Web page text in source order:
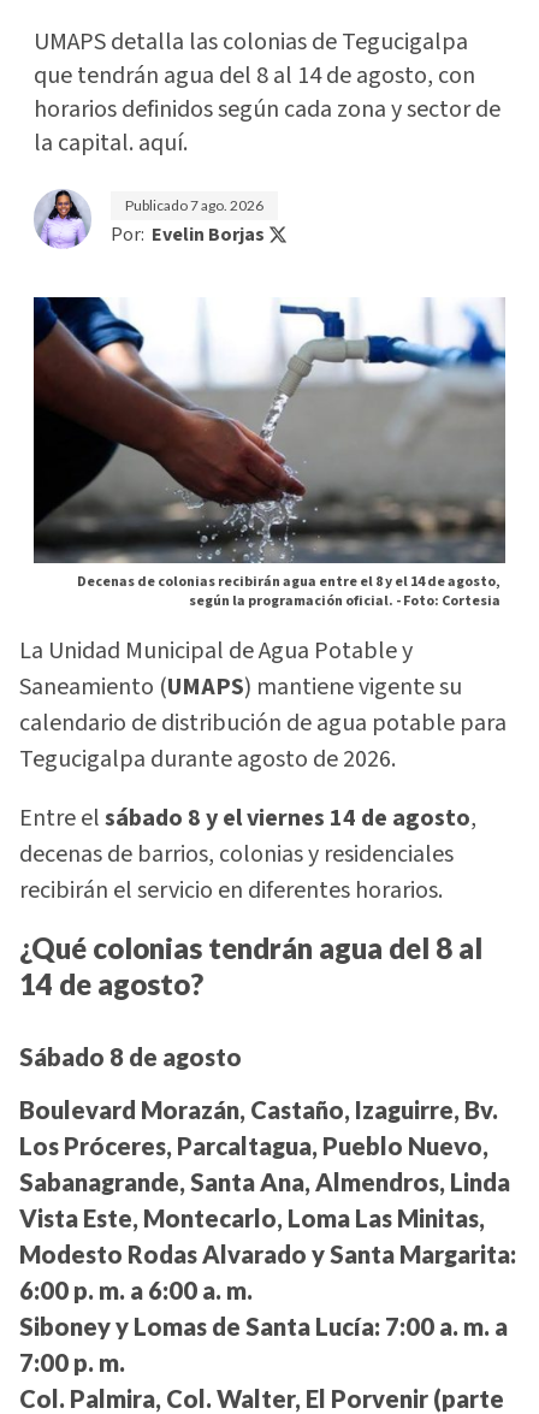
UMAPS detalla las colonias de Tegucigalpa
que tendrán agua del 8 al 14 de agosto, con
horarios definidos según cada zona y sector de
la capital. aquí.
Publicado7 ago. 2026
Por: Evelin Borjas
Decenas de colonias recibirán agua entre el 8 y el 14 de agosto,
según la programación oficial. -Foto: Cortesia
La Unidad Municipal de Agua Potable y
Saneamiento (UMAPS) mantiene vigente su
calendario de distribución de agua potable para
Tegucigalpa durante agosto de 2026.
Entre elsábado 8 y el viernes 14 de agosto,
decenas de barrios, colonias y residenciales
recibirán el servicio en diferentes horarios.
¿Qué colonias tendrán agua del 8 al
14 de agosto?
Sábado 8 de agosto
Boulevard Morazán, Castaño, Izaguirre, Bv.
Los Próceres, Parcaltagua, Pueblo Nuevo,
Sabanagrande, Santa Ana, Almendros, Linda
Vista Este, Montecarlo, Loma Las Minitas,
Modesto Rodas Alvarado y Santa Margarita:
6:00 p. m. a 6:00 a. m.
Siboney y Lomas de Santa Lucía: 7:00 a. m. a
7:00 p. m.
Col. Palmira, Col. Walter, El Porvenir (parte